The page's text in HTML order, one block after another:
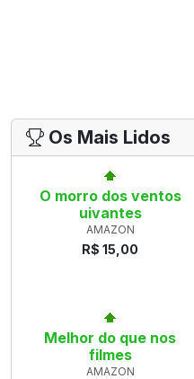
Os Mais Lidos
O morro dos ventos
uivantes
AMAZON
R$ 15,00
Melhor do que nos
filmes
AMAZON